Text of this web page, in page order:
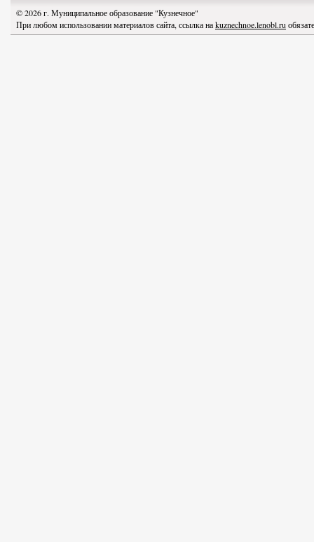
© 2026 г. Муниципальное образование "Кузнечное"
При любом использовании материалов сайта, ссылка наkuznechnoe.lenobl.ru